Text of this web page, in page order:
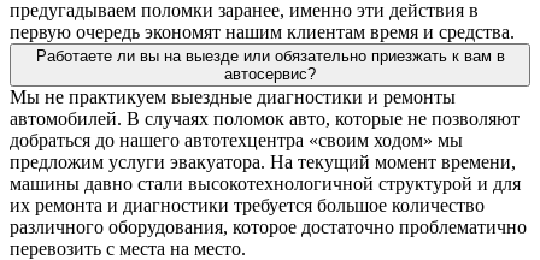
предугадываем поломки заранее, именно эти действия в
первую очередь экономят нашим клиентам время и средства.
Работаете ли вы на выезде или обязательно приезжать к вам в
автосервис?
Мы не практикуем выездные диагностики и ремонты
автомобилей. В случаях поломок авто, которые не позволяют
добраться до нашего автотехцентра «своим ходом» мы
предложим услуги эвакуатора. На текущий момент времени,
машины давно стали высокотехнологичной структурой и для
их ремонта и диагностики требуется большое количество
различного оборудования, которое достаточно проблематично
перевозить с места на место.